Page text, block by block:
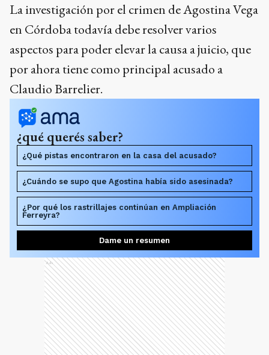
La investigación por el crimen de Agostina Vega
en Córdoba todavía debe resolver varios
aspectos para poder elevar la causa a juicio, que
por ahora tiene como principal acusado a
Claudio Barrelier.
¿qué querés saber?
¿Qué pistas encontraron en la casa del acusado?
¿Cuándo se supo que Agostina había sido asesinada?
¿Por qué los rastrillajes continúan en Ampliación
Ferreyra?
Dame un resumen
Ads